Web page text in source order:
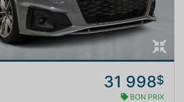
31 998$
BON PRIX